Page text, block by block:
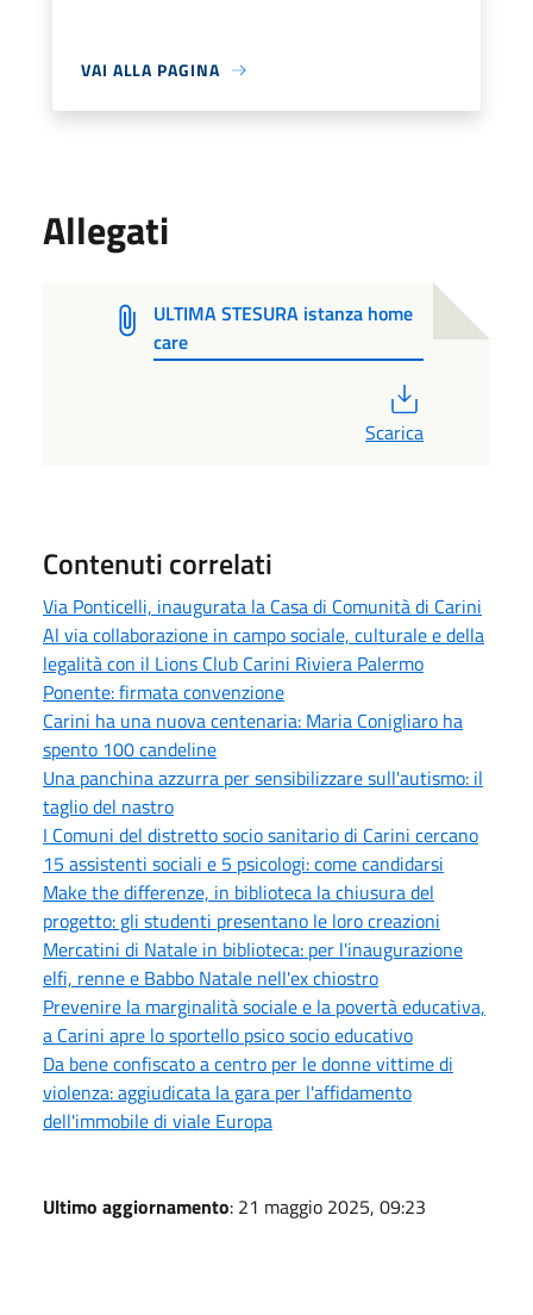
VAI ALLA PAGINA
Allegati
ULTIMA STESURA istanza home
care
Scarica
Contenuti correlati
Via Ponticelli, inaugurata la Casa di Comunità di Carini
Al via collaborazione in campo sociale, culturale e della
legalità con il Lions Club Carini Riviera Palermo
Ponente: firmata convenzione
Carini ha una nuova centenaria: Maria Conigliaro ha
spento 100 candeline
Una panchina azzurra per sensibilizzare sull'autismo: il
taglio del nastro
I Comuni del distretto socio sanitario di Carini cercano
15 assistenti sociali e 5 psicologi: come candidarsi
Make the differenze, in biblioteca la chiusura del
progetto: gli studenti presentano le loro creazioni
Mercatini di Natale in biblioteca: per l'inaugurazione
elfi, renne e Babbo Natale nell'ex chiostro
Prevenire la marginalità sociale e la povertà educativa,
a Carini apre lo sportello psico socio educativo
Da bene confiscato a centro per le donne vittime di
violenza: aggiudicata la gara per l'affidamento
dell'immobile di viale Europa
Ultimo aggiornamento: 21 maggio 2025, 09:23